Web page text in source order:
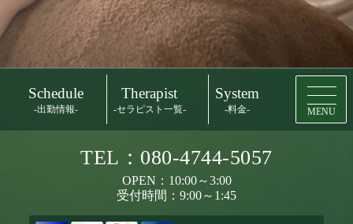
Schedule
-出勤情報-
Therapist
-セラピスト一覧-
System
-料金- MENU
TEL：080-4744-5057
OPEN：10:00～3:00
受付時間：9:00～1:45